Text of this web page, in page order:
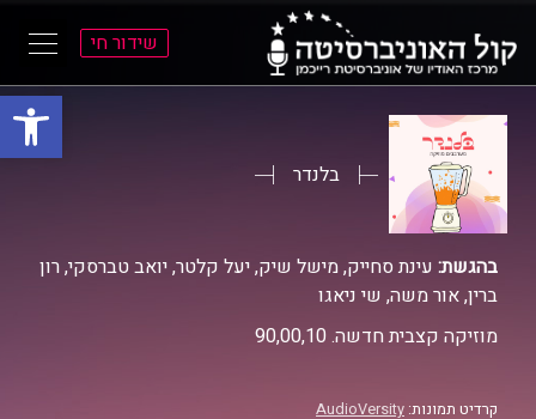
פתח
התפריט
התוכן
שידור חי
בלנדר
בהגשת: עינת סחייק, מישל שיק, יעל קלטר, יואב טברסקי, רון
ברין, אור משה, שי ניאגו
מוזיקה קצבית חדשה. 90,00,10
קרדיט תמונות: AudioVersity